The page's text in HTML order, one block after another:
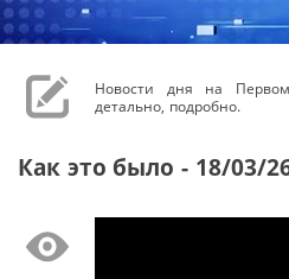
Новости дня на
детально, подробно.
Как это было - 18/03/